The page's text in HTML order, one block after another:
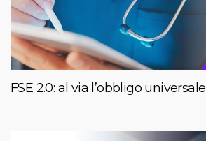
FSE 2.0: al via l’obbligo universale